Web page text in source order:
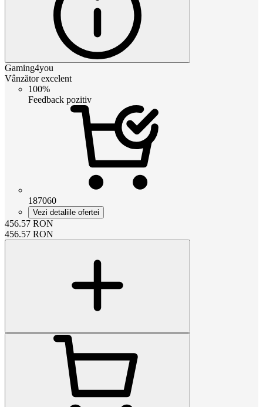
Gaming4you
Vânzător excelent
100%
Feedback pozitiv
187060
Vezi detaliile ofertei
456.57 RON
456.57 RON